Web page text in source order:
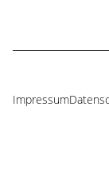
Navigation
Impressum